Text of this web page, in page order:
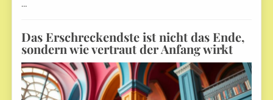
…
Das Erschreckendste ist nicht das Ende,
sondern wie vertraut der Anfang wirkt